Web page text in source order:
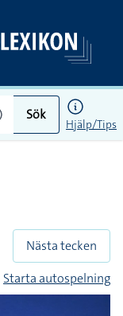
Sök
Hjälp/Tips
Nästa tecken
Starta autospelning